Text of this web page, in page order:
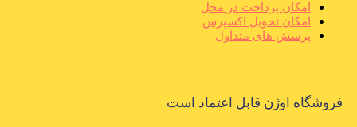
امکان پرداخت در محل
امکان تحویل اکسپرس
پرسش های متداول
فروشگاه اوژن قابل اعتماد است